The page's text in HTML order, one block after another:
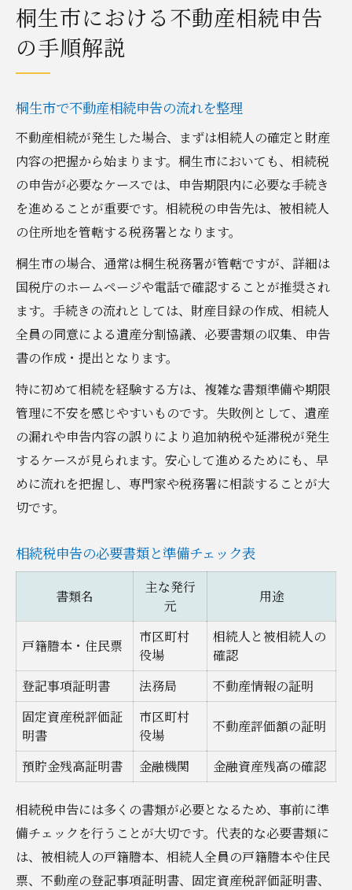
桐生市における不動産相続申告
の手順解説
桐生市で不動産相続申告の流れを整理
不動産相続が発生した場合、まずは相続人の確定と財産
内容の把握から始まります。桐生市においても、相続税
の申告が必要なケースでは、申告期限内に必要な手続き
を進めることが重要です。相続税の申告先は、被相続人
の住所地を管轄する税務署となります。
桐生市の場合、通常は桐生税務署が管轄ですが、詳細は
国税庁のホームページや電話で確認することが推奨され
ます。手続きの流れとしては、財産目録の作成、相続人
全員の同意による遺産分割協議、必要書類の収集、申告
書の作成・提出となります。
特に初めて相続を経験する方は、複雑な書類準備や期限
管理に不安を感じやすいものです。失敗例として、遺産
の漏れや申告内容の誤りにより追加納税や延滞税が発生
するケースが見られます。安心して進めるためにも、早
めに流れを把握し、専門家や税務署に相談することが大
切です。
相続税申告の必要書類と準備チェック表
書類名
主な発行
元
用途
戸籍謄本・住民票
市区町村
役場
相続人と被相続人の
確認
登記事項証明書
法務局
不動産情報の証明
固定資産税評価証
明書
市区町村
役場
不動産評価額の証明
預貯金残高証明書 金融機関 金融資産残高の確認
相続税申告には多くの書類が必要となるため、事前に準
備チェックを行うことが大切です。代表的な必要書類に
は、被相続人の戸籍謄本、相続人全員の戸籍謄本や住民
票、不動産の登記事項証明書、固定資産税評価証明書、